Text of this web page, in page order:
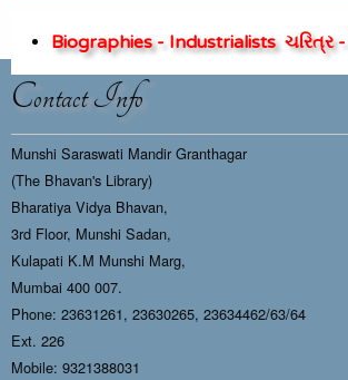
Biographies - Industrialists ચરિત્ર
Contact Info
Munshi Saraswati Mandir Granthagar
(The Bhavan's Library)
Bharatiya Vidya Bhavan,
3rd Floor, Munshi Sadan,
Kulapati K.M Munshi Marg,
Mumbai 400 007.
Phone: 23631261, 23630265, 23634462/63/64
Ext. 226
Mobile: 9321388031